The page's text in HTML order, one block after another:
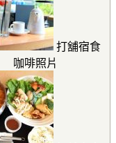
打舖宿食
咖啡照片